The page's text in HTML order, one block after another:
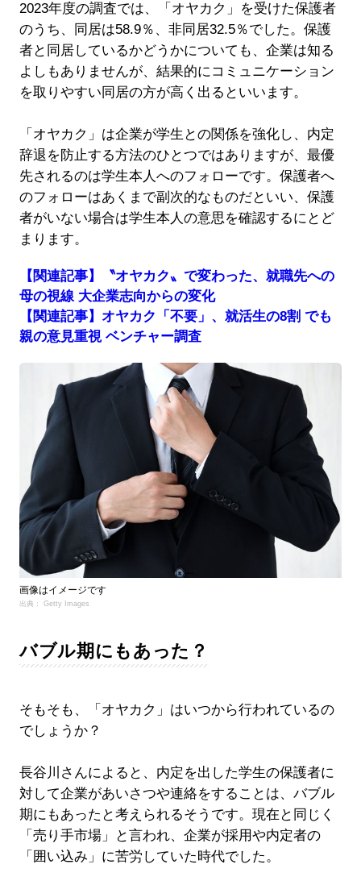
2023年度の調査では、「オヤカク」を受けた保護者
のうち、同居は58.9％、非同居32.5％でした。保護
者と同居しているかどうかについても、企業は知る
よしもありませんが、結果的にコミュニケーション
を取りやすい同居の方が高く出るといいます。
「オヤカク」は企業が学生との関係を強化し、内定
辞退を防止する方法のひとつではありますが、最優
先されるのは学生本人へのフォローです。保護者へ
のフォローはあくまで副次的なものだといい、保護
者がいない場合は学生本人の意思を確認するにとど
まります。
【関連記事】〝オヤカク〟で変わった、就職先への
母の視線 大企業志向からの変化
【関連記事】オヤカク「不要」、就活生の8割 でも
親の意見重視 ベンチャー調査
画像はイメージです
出典： Getty Images
バブル期にもあった？
そもそも、「オヤカク」はいつから行われているの
でしょうか？
長谷川さんによると、内定を出した学生の保護者に
対して企業があいさつや連絡をすることは、バブル
期にもあったと考えられるそうです。現在と同じく
「売り手市場」と言われ、企業が採用や内定者の
「囲い込み」に苦労していた時代でした。